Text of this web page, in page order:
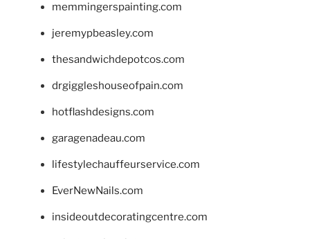
memmingerspainting.com
jeremypbeasley.com
thesandwichdepotcos.com
drgiggleshouseofpain.com
hotflashdesigns.com
garagenadeau.com
lifestylechauffeurservice.com
EverNewNails.com
insideoutdecoratingcentre.com